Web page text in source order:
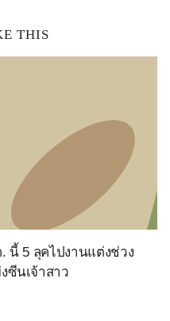
THIS
นี้ 5 ลุคไปงานแต่งช่วง
ซีนเจ้าสาว